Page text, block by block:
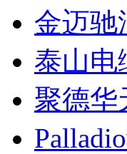
金迈驰
泰山电
聚德华